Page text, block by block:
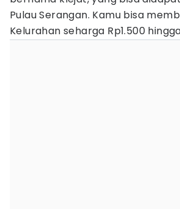
Pulau Serangan. Kamu bisa
Kelurahan seharga Rp1.500